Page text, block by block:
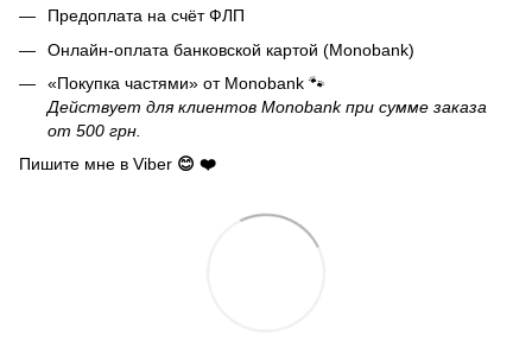
Предоплата на счёт ФЛП
Онлайн-оплата банковской картой (Monobank)
«Покупка частями» от Monobank 🐾
Действует для клиентов Monobank при сумме заказа
от 500 грн.
Пишите мне в Viber 😊 ❤️